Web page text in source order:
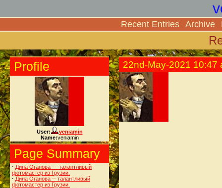
Recent Entries Archive
Profile
User:
veniamin
Name:veniamin
Page Summary
· Дина Оганова — талантливый
фотомастер из Грузии.
· Дина Оганова -- талантливый
фотомастер из Грузии.
22nd-May-2021 10:47